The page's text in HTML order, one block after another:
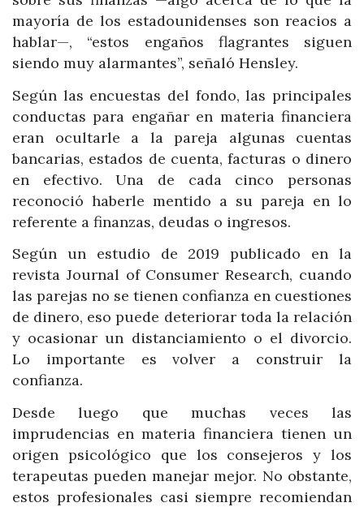
mayoría de los estadounidenses son reacios a
hablar—, “estos engaños flagrantes siguen
siendo muy alarmantes”, señaló Hensley.
Según las encuestas del fondo, las principales
conductas para engañar en materia financiera
eran ocultarle a la pareja algunas cuentas
bancarias, estados de cuenta, facturas o dinero
en efectivo. Una de cada cinco personas
reconoció haberle mentido a su pareja en lo
referente a finanzas, deudas o ingresos.
Según un estudio de 2019 publicado en la
revista Journal of Consumer Research, cuando
las parejas no se tienen confianza en cuestiones
de dinero, eso puede deteriorar toda la relación
y ocasionar un distanciamiento o el divorcio.
Lo importante es volver a construir la
confianza.
Desde luego que muchas veces las
imprudencias en materia financiera tienen un
origen psicológico que los consejeros y los
terapeutas pueden manejar mejor. No obstante,
estos profesionales casi siempre recomiendan